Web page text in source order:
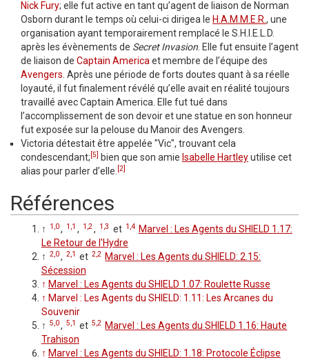
Nick Fury; elle fut active en tant qu’agent de liaison de Norman
Osborn durant le temps où celui-ci dirigea le H.A.M.M.E.R. , une
organisation ayant temporairement remplacé le S.H.I.E.L.D.
après les évènements de Secret Invasion . Elle fut ensuite l’agent
de liaison de Captain America et membre de l’équipe des
Avengers . Après une période de forts doutes quant à sa réelle
loyauté, il fut finalement révélé qu’elle avait en réalité toujours
travaillé avec Captain America. Elle fut tué dans
l’accomplissement de son devoir et une statue en son honneur
fut exposée sur la pelouse du Manoir des Avengers.
Victoria détestait être appelée "Vic", trouvant cela
condescendant; [5] bien que son amie Isabelle Hartleyutilise cet
alias pour parler d’elle. [2]
Références
↑ 1,0, 1,1 , 1,2, 1,3 et 1,4 Marvel : Les Agents du SHIELD 1.17:
Le Retour de l'Hydre
↑ 2,0, 2,1 et 2,2 Marvel : Les Agents du SHIELD: 2.15:
Sécession
↑ Marvel : Les Agents du SHIELD 1.07: Roulette Russe
↑ Marvel : Les Agents du SHIELD: 1.11: Les Arcanes du
Souvenir
↑ 5,0, 5,1 et 5,2 Marvel : Les Agents du SHIELD 1.16: Haute
Trahison
↑ Marvel : Les Agents du SHIELD: 1.18: Protocole Éclipse